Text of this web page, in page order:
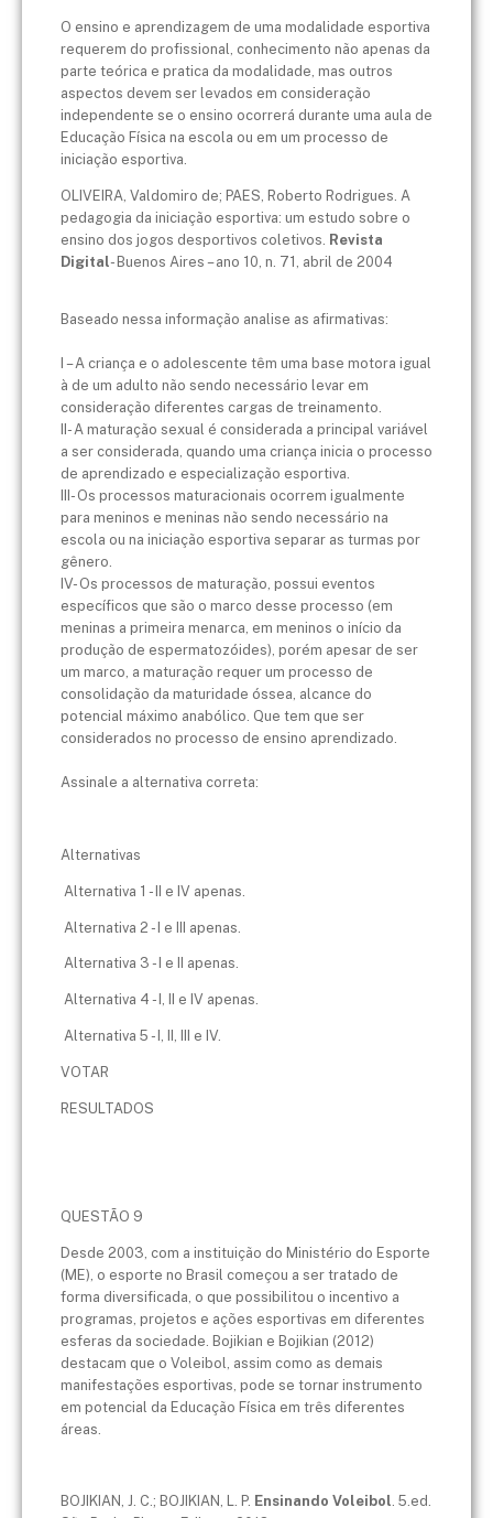
O ensino e aprendizagem de uma modalidade esportiva
requerem do profissional, conhecimento não apenas da
parte teórica e pratica da modalidade, mas outros
aspectos devem ser levados em consideração
independente se o ensino ocorrerá durante uma aula de
Educação Física na escola ou em um processo de
iniciação esportiva.
OLIVEIRA, Valdomiro de; PAES, Roberto Rodrigues. A
pedagogia da iniciação esportiva: um estudo sobre o
ensino dos jogos desportivos coletivos. Revista
Digital- Buenos Aires – ano 10, n. 71, abril de 2004
Baseado nessa informação analise as afirmativas:
I – A criança e o adolescente têm uma base motora igual
à de um adulto não sendo necessário levar em
consideração diferentes cargas de treinamento.
II- A maturação sexual é considerada a principal variável
a ser considerada, quando uma criança inicia o processo
de aprendizado e especialização esportiva.
III- Os processos maturacionais ocorrem igualmente
para meninos e meninas não sendo necessário na
escola ou na iniciação esportiva separar as turmas por
gênero.
IV- Os processos de maturação, possui eventos
específicos que são o marco desse processo (em
meninas a primeira menarca, em meninos o início da
produção de espermatozóides), porém apesar de ser
um marco, a maturação requer um processo de
consolidação da maturidade óssea, alcance do
potencial máximo anabólico. Que tem que ser
considerados no processo de ensino aprendizado.
Assinale a alternativa correta:
Alternativas
Alternativa 1 - II e IV apenas.
Alternativa 2 - I e III apenas.
Alternativa 3 - I e II apenas.
Alternativa 4 - I, II e IV apenas.
Alternativa 5 - I, II, III e IV.
VOTAR
RESULTADOS
QUESTÃO 9
Desde 2003, com a instituição do Ministério do Esporte
(ME), o esporte no Brasil começou a ser tratado de
forma diversificada, o que possibilitou o incentivo a
programas, projetos e ações esportivas em diferentes
esferas da sociedade. Bojikian e Bojikian (2012)
destacam que o Voleibol, assim como as demais
manifestações esportivas, pode se tornar instrumento
em potencial da Educação Física em três diferentes
áreas.
BOJIKIAN, J. C.; BOJIKIAN, L. P. Ensinando Voleibol. 5.ed.